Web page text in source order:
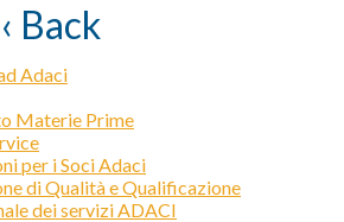
‹ Back
Adaci
Materie Prime
per i Soci Adaci
di Qualità e Qualificazione
dei servizi ADACI